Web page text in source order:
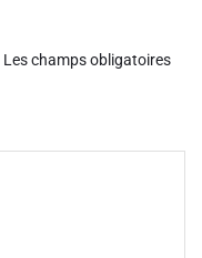
Les champs obligatoires